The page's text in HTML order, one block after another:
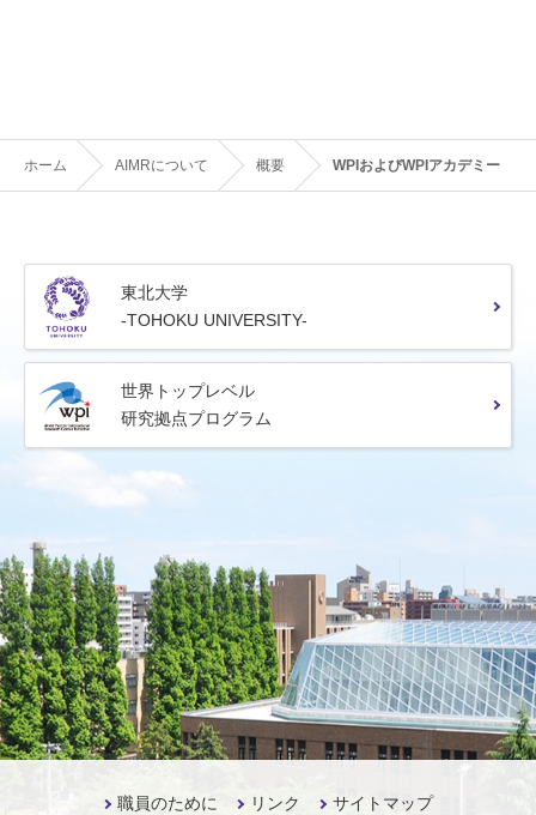
ホーム AIMRについて 概要 WPIおよびWPIアカデミー
東北大学
-TOHOKU UNIVERSITY-
世界トップレベル
研究拠点プログラム
職員のために リンク サイトマップ